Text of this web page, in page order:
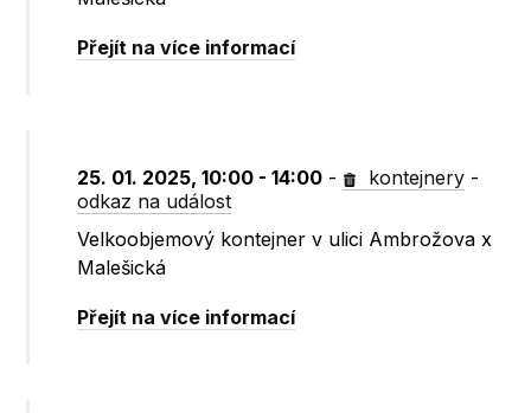
Přejít na více informací
25. 01. 2025, 10:00 - 14:00 - kontejnery -
odkaz na událost
Velkoobjemový kontejner v ulici Ambrožova x
Malešická
Přejít na více informací